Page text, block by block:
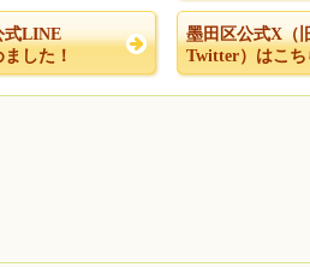
公式LINE
した！
墨田区公式X（
Twitter）はこち